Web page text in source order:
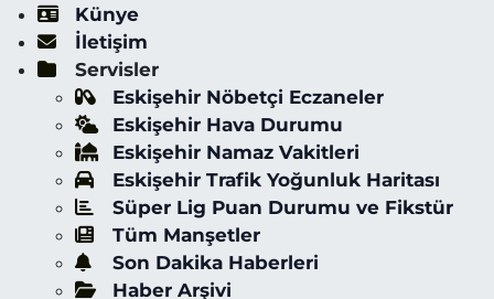
Künye
İletişim
Servisler
Eskişehir Nöbetçi Eczaneler
Eskişehir Hava Durumu
Eskişehir Namaz Vakitleri
Eskişehir Trafik Yoğunluk Haritası
Süper Lig Puan Durumu ve Fikstür
Tüm Manşetler
Son Dakika Haberleri
Haber Arşivi